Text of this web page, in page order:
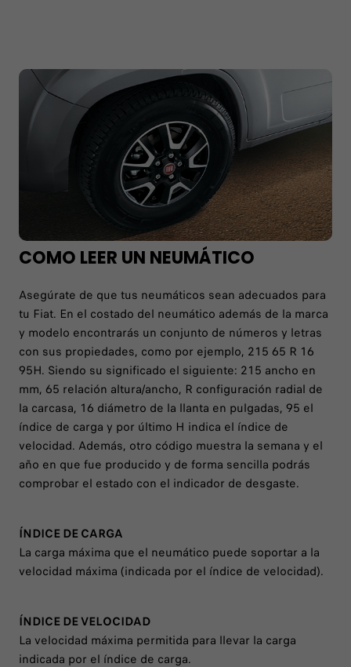
COMO LEER UN NEUMÁTICO
Asegúrate de que tus neumáticos sean adecuados para
tu Fiat. En el costado del neumático además de la marca
y modelo encontrarás un conjunto de números y letras
con sus propiedades, como por ejemplo, 215 65 R 16
95H. Siendo su significado el siguiente: 215 ancho en
mm, 65 relación altura/ancho, R configuración radial de
la carcasa, 16 diámetro de la llanta en pulgadas, 95 el
índice de carga y por último H indica el índice de
velocidad. Además, otro código muestra la semana y el
año en que fue producido y de forma sencilla podrás
comprobar el estado con el indicador de desgaste.
ÍNDICE DE CARGA
La carga máxima que el neumático puede soportar a la
velocidad máxima (indicada por el índice de velocidad).
ÍNDICE DE VELOCIDAD
La velocidad máxima permitida para llevar la carga
indicada por el índice de carga.